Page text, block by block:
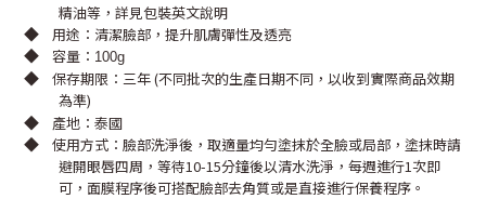
精油等，詳見包裝英文說明
◆ 用途：清潔臉部，提升肌膚彈性及透亮
◆ 容量： 100g
◆ 保存期限：三年 (不同批次的生產日期不同，以收到實際商品效期
為準)
◆ 產地：泰國
◆ 使用方式：臉部洗淨後，取適量均勻塗抹於全臉或局部，塗抹時請
避開眼唇四周，等待10-15分鐘後以清水洗淨，每週進行1次即
可，面膜程序後可搭配臉部去角質或是直接進行保養程序。